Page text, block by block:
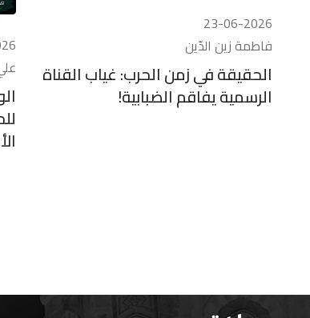
23-06-2026
فاطمة زين الدّين
الحقيقة في زمن الحرب: غياب القناة
الرسمية يفاقم الضبابية!